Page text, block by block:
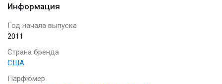
Информация
Год начала выпуска
2011
Страна бренда
США
Парфюмер